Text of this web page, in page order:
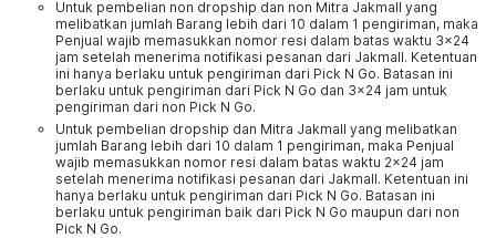
Untuk pembelian non dropship dan non Mitra Jakmall yang
melibatkan jumlah Barang lebih dari 10 dalam 1 pengiriman, maka
Penjual wajib memasukkan nomor resi dalam batas waktu 3x24
jam setelah menerima notifikasi pesanan dari Jakmall. Ketentuan
ini hanya berlaku untuk pengiriman dari Pick N Go. Batasan ini
berlaku untuk pengiriman dari Pick N Go dan 3x24 jam untuk
pengiriman dari non Pick N Go.
Untuk pembelian dropship dan Mitra Jakmall yang melibatkan
jumlah Barang lebih dari 10 dalam 1 pengiriman, maka Penjual
wajib memasukkan nomor resi dalam batas waktu 2x24 jam
setelah menerima notifikasi pesanan dari Jakmall. Ketentuan ini
hanya berlaku untuk pengiriman dari Pick N Go. Batasan ini
berlaku untuk pengiriman baik dari Pick N Go maupun dari non
Pick N Go.